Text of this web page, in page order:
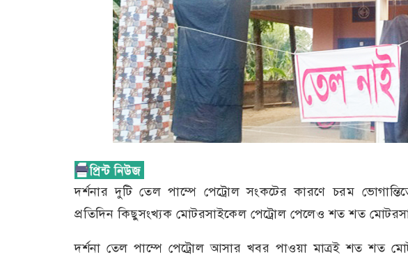
দর্শনার দুটি তেল পাম্পে পেট্রোল সংকটের কারণে চরম
প্রতিদিন কিছুসংখ্যক মোটরসাইকেল পেট্রোল পেলেও শত শত
দর্শনা তেল পাম্পে পেট্রোল আসার খবর পাওয়া মাত্রই শত শত